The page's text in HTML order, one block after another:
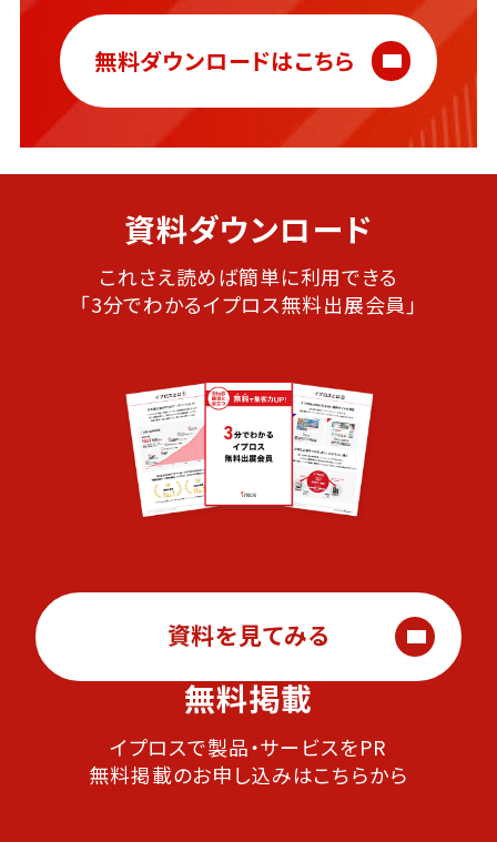
無料ダウンロードはこちら
資料ダウンロード
これさえ読めば簡単に利用できる
「3分でわかるイプロス無料出展会員」
資料を見てみる
無料掲載
イプロスで製品・サービスをPR
無料掲載のお申し込みはこちらから